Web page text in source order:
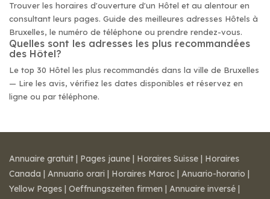
Trouver les horaires d'ouverture d'un Hôtel et au alentour en
consultant leurs pages. Guide des meilleures adresses Hôtels à
Bruxelles, le numéro de téléphone ou prendre rendez-vous.
Quelles sont les adresses les plus recommandées
des Hôtel?
Le top 30 Hôtel les plus recommandés dans la ville de Bruxelles
— Lire les avis, vérifiez les dates disponibles et réservez en
ligne ou par téléphone.
Annuaire gratuit | Pages jaune | Horaires Suisse | Horaires
Canada | Annuario orari | Horaires Maroc | Anuario-horario |
Yellow Pages | Oeffnungszeiten firmen | Annuaire inversé |